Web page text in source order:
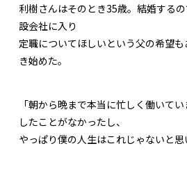
利樹さんはそのとき35歳。結婚する
設会社に入り
定職についてほしいという父の希望
き始めた。
「朝から晩まで本当に忙しく働いて
したことがなかったし、
やっぱり僕の人生はこれじゃないと思